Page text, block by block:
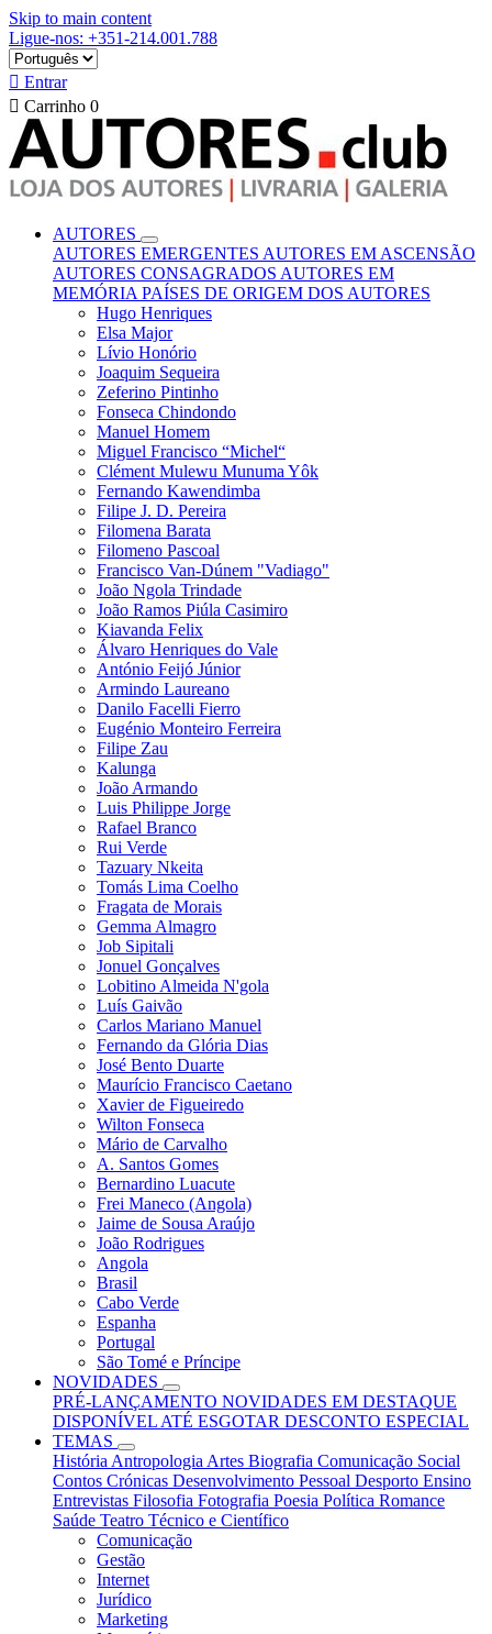
Skip to main content
Ligue-nos: +351-214.001.788
 Entrar
 Carrinho 0
AUTORES
AUTORES EMERGENTES AUTORES EM ASCENSÃO
AUTORES CONSAGRADOS AUTORES EM
MEMÓRIA PAÍSES DE ORIGEM DOS AUTORES
Hugo Henriques
Elsa Major
Lívio Honório
Joaquim Sequeira
Zeferino Pintinho
Fonseca Chindondo
Manuel Homem
Miguel Francisco “Michel“
Clément Mulewu Munuma Yôk
Fernando Kawendimba
Filipe J. D. Pereira
Filomena Barata
Filomeno Pascoal
Francisco Van-Dúnem "Vadiago"
João Ngola Trindade
João Ramos Piúla Casimiro
Kiavanda Felix
Álvaro Henriques do Vale
António Feijó Júnior
Armindo Laureano
Danilo Facelli Fierro
Eugénio Monteiro Ferreira
Filipe Zau
Kalunga
João Armando
Luis Philippe Jorge
Rafael Branco
Rui Verde
Tazuary Nkeita
Tomás Lima Coelho
Fragata de Morais
Gemma Almagro
Job Sipitali
Jonuel Gonçalves
Lobitino Almeida N'gola
Luís Gaivão
Carlos Mariano Manuel
Fernando da Glória Dias
José Bento Duarte
Maurício Francisco Caetano
Xavier de Figueiredo
Wilton Fonseca
Mário de Carvalho
A. Santos Gomes
Bernardino Luacute
Frei Maneco (Angola)
Jaime de Sousa Araújo
João Rodrigues
Angola
Brasil
Cabo Verde
Espanha
Portugal
São Tomé e Príncipe
NOVIDADES
PRÉ-LANÇAMENTO NOVIDADES EM DESTAQUE
DISPONÍVEL ATÉ ESGOTAR DESCONTO ESPECIAL
TEMAS
História Antropologia Artes Biografia Comunicação Social
Contos Crónicas Desenvolvimento Pessoal Desporto Ensino
Entrevistas Filosofia Fotografia Poesia Política Romance
Saúde Teatro Técnico e Científico
Comunicação
Gestão
Internet
Jurídico
Marketing